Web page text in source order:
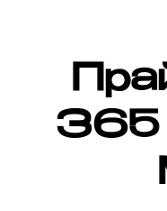
365